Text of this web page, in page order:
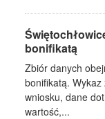
bonifikatą
Zbiór danych
bonifikatą.
wniosku, dane
wartość,...